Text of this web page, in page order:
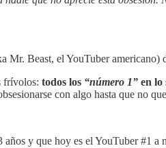
Mr. Beast, el YouTuber americano)
frívolos: todos los “número 1” en lo
con algo hasta que no
años y que hoy es el YouTuber #1